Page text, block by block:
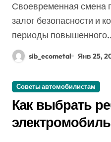
Своевременная смена покрышек по сезону –
залог безопасности и
периоды
sib_ecometal Янв 25,
Советы автомобилистам
Как выбрать
электромобиль